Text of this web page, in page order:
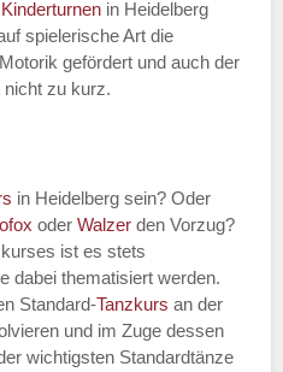
*
Kinderturnen in Heidelberg
spielerische Art die
gefördert und auch der
zu kurz.
in Heidelberg sein? Oder
oder Walzer den Vorzug?
ist es stets
dabei thematisiert werden.
Standard-Tanzkurs an der
und im Zuge dessen
wichtigsten Standardtänze